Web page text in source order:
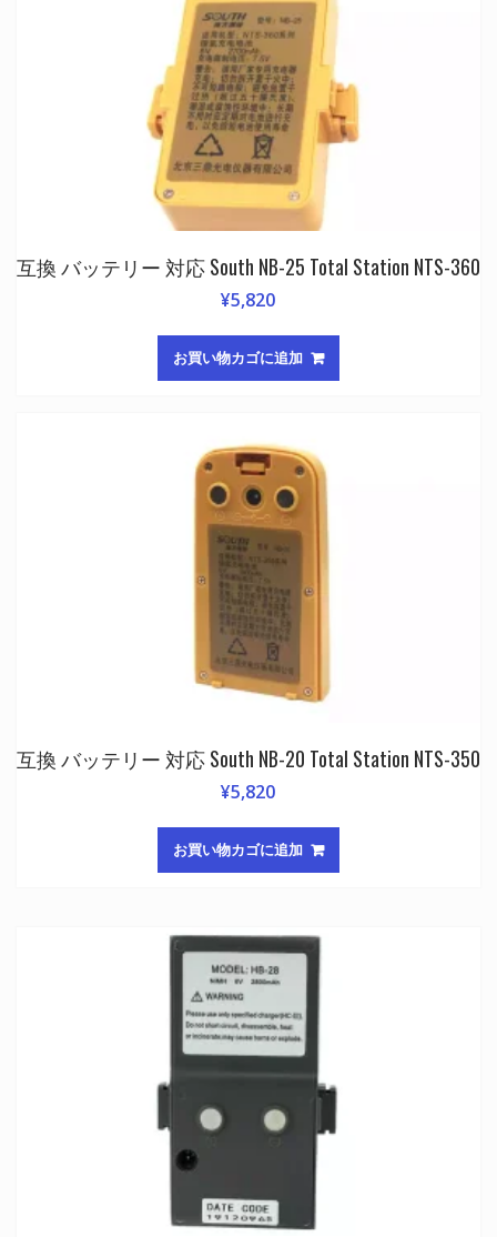
互換 バッテリー 対応 South NB-25 Total Station NTS-360
¥5,820
お買い物カゴに追加
互換 バッテリー 対応 South NB-20 Total Station NTS-350
¥5,820
お買い物カゴに追加